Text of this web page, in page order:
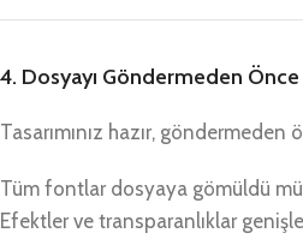
4. Dosyayı Göndermeden
Tasarımınız hazır,
Tüm fontlar dosyaya gömüldü
Efektler ve transparanlıklar